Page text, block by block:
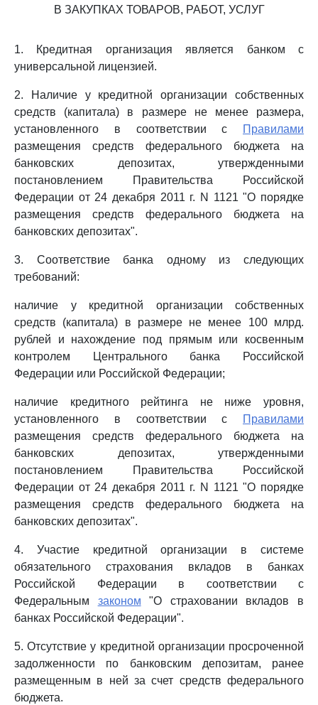
В ЗАКУПКАХ ТОВАРОВ, РАБОТ, УСЛУГ
1. Кредитная организация является банком с
универсальной лицензией.
2. Наличие у кредитной организации собственных
средств (капитала) в размере не менее размера,
установленного в соответствии с
Правилами
размещения средств федерального бюджета на
банковских депозитах, утвержденными
постановлением Правительства Российской
Федерации от 24 декабря 2011 г. N 1121 "О порядке
размещения средств федерального бюджета на
банковских депозитах".
3. Соответствие банка одному из следующих
требований:
наличие у кредитной организации собственных
средств (капитала) в размере не менее 100 млрд.
рублей и нахождение под прямым или косвенным
контролем Центрального банка Российской
Федерации или Российской Федерации;
наличие кредитного рейтинга не ниже уровня,
установленного в соответствии с
Правилами
размещения средств федерального бюджета на
банковских депозитах, утвержденными
постановлением Правительства Российской
Федерации от 24 декабря 2011 г. N 1121 "О порядке
размещения средств федерального бюджета на
банковских депозитах".
4. Участие кредитной организации в системе
обязательного страхования вкладов в банках
Российской Федерации в соответствии с
Федеральным законом "О страховании вкладов в
банках Российской Федерации".
5. Отсутствие у кредитной организации просроченной
задолженности по банковским депозитам, ранее
размещенным в ней за счет средств федерального
бюджета.